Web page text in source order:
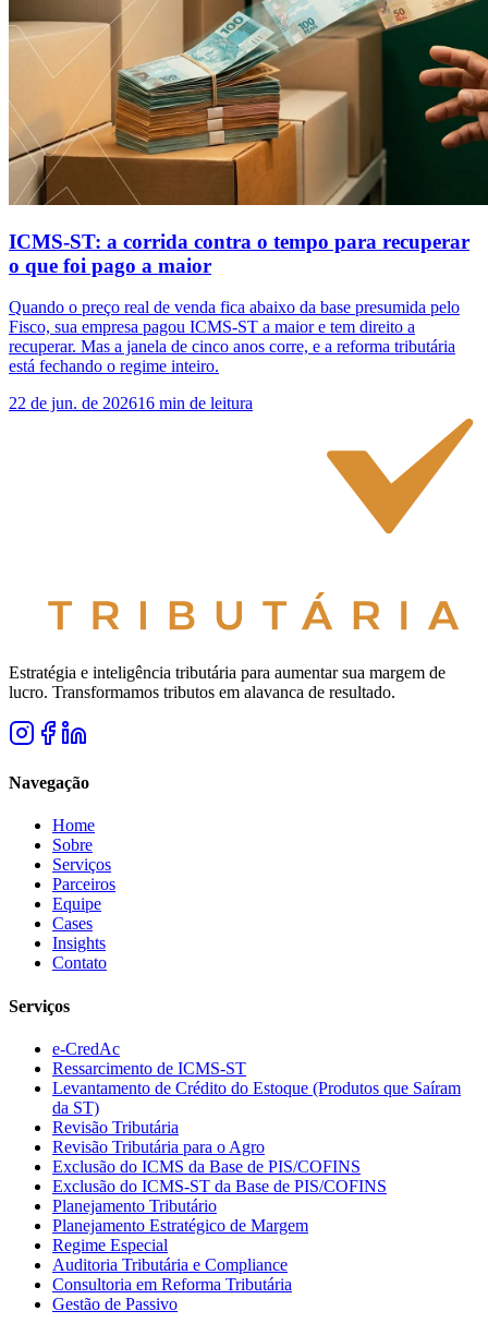
ICMS-ST: a corrida contra o tempo para recuperar
o que foi pago a maior
Quando o preço real de venda fica abaixo da base presumida pelo
Fisco, sua empresa pagou ICMS-ST a maior e tem direito a
recuperar. Mas a janela de cinco anos corre, e a reforma tributária
está fechando o regime inteiro.
22 de jun. de 202616 min de leitura
Estratégia e inteligência tributária para aumentar sua margem de
lucro. Transformamos tributos em alavanca de resultado.
Navegação
Home
Sobre
Serviços
Parceiros
Equipe
Cases
Insights
Contato
Serviços
e-CredAc
Ressarcimento de ICMS-ST
Levantamento de Crédito do Estoque (Produtos que Saíram
da ST)
Revisão Tributária
Revisão Tributária para o Agro
Exclusão do ICMS da Base de PIS/COFINS
Exclusão do ICMS-ST da Base de PIS/COFINS
Planejamento Tributário
Planejamento Estratégico de Margem
Regime Especial
Auditoria Tributária e Compliance
Consultoria em Reforma Tributária
Gestão de Passivo